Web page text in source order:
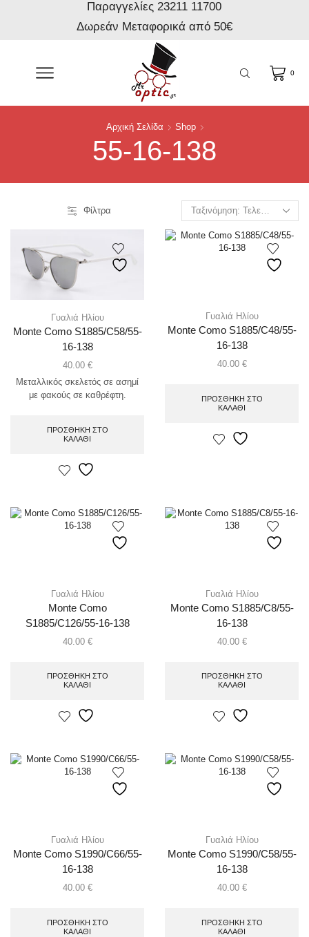
Παραγγελίες 23211 11700
Δωρεάν Μεταφορικά από 50€
0
Αρχική Σελίδα Shop
55-16-138
Φίλτρα
Γυαλιά Ηλίου
Monte Como S1885/C58/55-
16-138
40.00 €
Μεταλλικός σκελετός σε ασημί
με φακούς σε καθρέφτη.
ΠΡΟΣΘΉΚΗ ΣΤΟ
ΚΑΛΆΘΙ
Γυαλιά Ηλίου
Monte Como S1885/C48/55-
16-138
40.00 €
ΠΡΟΣΘΉΚΗ ΣΤΟ
ΚΑΛΆΘΙ
Γυαλιά Ηλίου
Monte Como
S1885/C126/55-16-138
40.00 €
ΠΡΟΣΘΉΚΗ ΣΤΟ
ΚΑΛΆΘΙ
Γυαλιά Ηλίου
Monte Como S1885/C8/55-
16-138
40.00 €
ΠΡΟΣΘΉΚΗ ΣΤΟ
ΚΑΛΆΘΙ
Γυαλιά Ηλίου
Monte Como S1990/C66/55-
16-138
40.00 €
ΠΡΟΣΘΉΚΗ ΣΤΟ
ΚΑΛΆΘΙ
Γυαλιά Ηλίου
Monte Como S1990/C58/55-
16-138
40.00 €
ΠΡΟΣΘΉΚΗ ΣΤΟ
ΚΑΛΆΘΙ